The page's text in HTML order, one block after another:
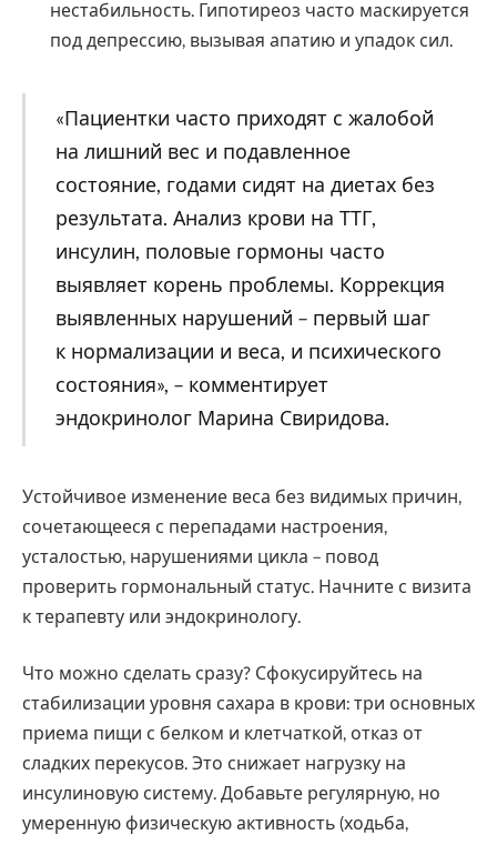
нестабильность. Гипотиреоз часто маскируется
под депрессию, вызывая апатию и упадок сил.
«Пациентки часто приходят с жалобой
на лишний вес и подавленное
состояние, годами сидят на диетах без
результата. Анализ крови на ТТГ,
инсулин, половые гормоны часто
выявляет корень проблемы. Коррекция
выявленных нарушений – первый шаг
к нормализации и веса, и психического
состояния», – комментирует
эндокринолог Марина Свиридова.
Устойчивое изменение веса без видимых причин,
сочетающееся с перепадами настроения,
усталостью, нарушениями цикла – повод
проверить гормональный статус. Начните с визита
к терапевту или эндокринологу.
Что можно сделать сразу? Сфокусируйтесь на
стабилизации уровня сахара в крови: три основных
приема пищи с белком и клетчаткой, отказ от
сладких перекусов. Это снижает нагрузку на
инсулиновую систему. Добавьте регулярную, но
умеренную физическую активность (ходьба,